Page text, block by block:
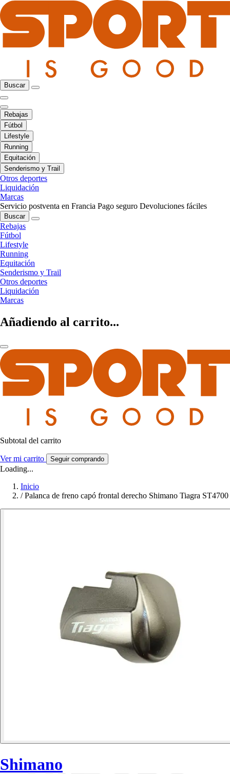
Buscar
Rebajas
Fútbol
Lifestyle
Running
Equitación
Senderismo y Trail
Otros deportes
Liquidación
Marcas
Servicio postventa en Francia Pago seguro Devoluciones fáciles
Buscar
Rebajas
Fútbol
Lifestyle
Running
Equitación
Senderismo y Trail
Otros deportes
Liquidación
Marcas
Añadiendo al carrito...
Subtotal del carrito
Ver mi carrito Seguir comprando
Loading...
Inicio
/ Palanca de freno capó frontal derecho Shimano Tiagra ST4700
Shimano